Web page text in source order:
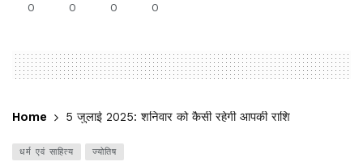
0 0 0 0
Home 5 जुलाई 2025: शनिवार को कैसी रहेगी आपकी राशि
धर्म एवं साहित्य ज्योतिष